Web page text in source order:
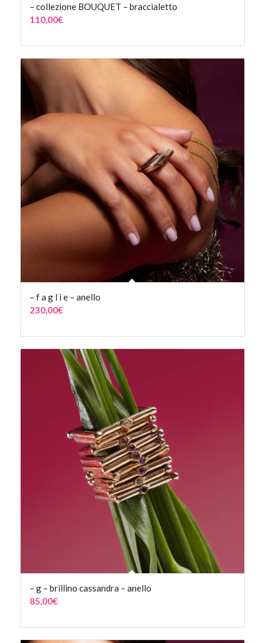
– collezione BOUQUET – braccialetto
110,00€
– f a g l i e – anello
230,00€
– g – brillino cassandra – anello
85,00€